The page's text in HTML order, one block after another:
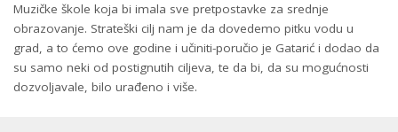
Muzičke škole koja bi imala sve pretpostavke za srednje
obrazovanje. Strateški cilj nam je da dovedemo pitku vodu u
grad, a to ćemo ove godine i učiniti-poručio je Gatarić i dodao da
su samo neki od postignutih ciljeva, te da bi, da su mogućnosti
dozvoljavale, bilo urađeno i više.